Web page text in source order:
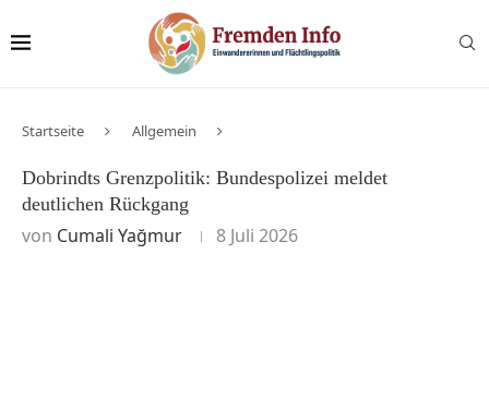
Startseite Allgemein
Dobrindts Grenzpolitik: Bundespolizei meldet
deutlichen Rückgang
von Cumali Yağmur 8 Juli 2026